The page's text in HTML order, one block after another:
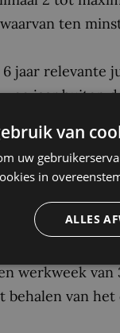
ten
jaar relevante
jaar buiten
9a
minimaal €
werkweek van
behalen van
van
uw
in
ALLES